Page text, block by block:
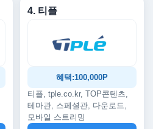
4. 티플
혜택:100,000P
티플, tple.co.kr, TOP콘텐츠,
테마관, 스페셜관, 다운로드,
모바일 스트리밍